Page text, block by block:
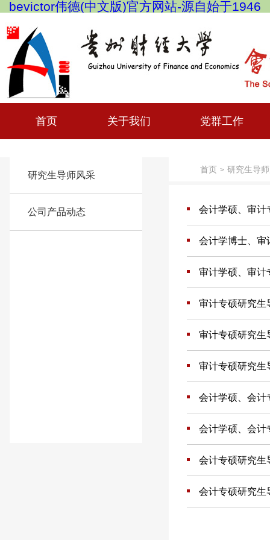
bevictor伟德(中文版)官方网站-源自始于1946
首页 关于我们 党群工作
研究生导师风采
公司产品动态
首页 > 研究生导
会计学硕、审
会计学博士、
审计学硕、审
审计专硕研究
审计专硕研究
审计专硕研究
会计学硕、会
会计学硕、会
会计专硕研究
会计专硕研究